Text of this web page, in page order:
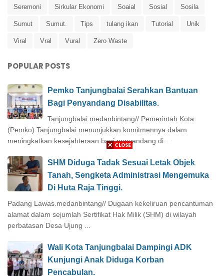
Seremoni Sirkular Ekonomi Soaial Sosial Sosila
Sumut Sumut. Tips tulang ikan Tutorial Unik
Viral Vral Vural Zero Waste
POPULAR POSTS
Pemko Tanjungbalai Serahkan Bantuan
Bagi Penyandang Disabilitas.
Tanjungbalai.medanbintang// Pemerintah Kota
(Pemko) Tanjungbalai menunjukkan komitmennya dalam
meningkatkan kesejahteraan bagi penyandang di...
SHM Diduga Tadak Sesuai Letak Objek
Tanah, Sengketa Administrasi Mengemuka
Di Huta Raja Tinggi.
Padang Lawas.medanbintang// Dugaan kekeliruan pencantuman
alamat dalam sejumlah Sertifikat Hak Milik (SHM) di wilayah
perbatasan Desa Ujung ...
Wali Kota Tanjungbalai Dampingi ADK
Kunjungi Anak Diduga Korban
Pencabulan.